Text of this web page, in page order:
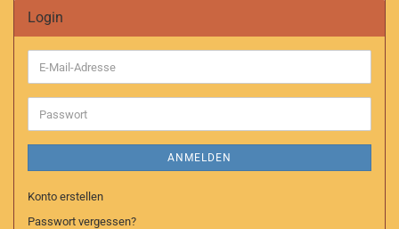
Login
E-
Mail-
Adresse
Passwort
ANMELDEN
Konto erstellen
Passwort vergessen?